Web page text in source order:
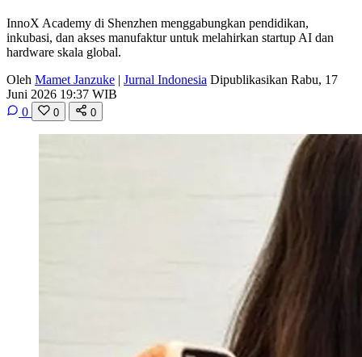
InnoX Academy di Shenzhen menggabungkan pendidikan,
inkubasi, dan akses manufaktur untuk melahirkan startup AI dan
hardware skala global.
Oleh Mamet Janzuke | Jurnal Indonesia Dipublikasikan Rabu, 17
Juni 2026 19:37 WIB
0
0 0